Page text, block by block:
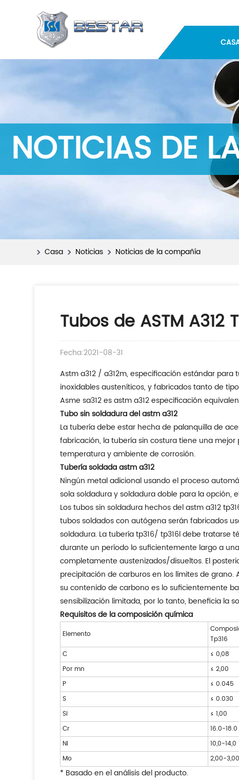
NOTICIAS DE
Casa Noticias Noticias de la compañía
Tubos de ASTM A312
Fecha:2021-08-31
Astm a312 / a312m, especificación estándar
inoxidables austeníticos, y fabricados tanto de
Asme sa312 es astm a312 especificación
Tubo sin soldadura del astm a312
La tubería debe estar hecha de palanquilla de
fabricación, la tubería sin costura tiene una
temperatura y ambiente de corrosión.
Tubería soldada astm a312
Ningún metal adicional usando el proceso
sola soldadura y soldadura doble para la
Los tubos sin soldadura hechos del astm a312
tubos soldados con autógena serán fabricados
soldadura. La tubería tp316/ tp316l debe
durante un período lo suficientemente largo a
completamente austenizados/disueltos. El
precipitación de carburos en los límites de
su contenido de carbono es lo suficientemente
sensibilización limitada, por lo tanto, beneficia la
Requisitos de la composición química
Elemento
Tp316
C
≤ 0,08
Por mn
≤ 2,00
P
≤ 0.045
S
≤ 0.030
Si
≤ 1,00
Cr
16.0-18.0
Ni
10,0-14,0
Mo
2,00-3,00
* Basado en el análisis del producto.